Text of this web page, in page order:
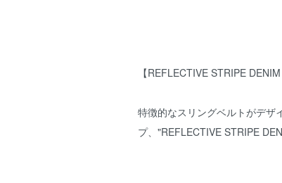
【REFLECTIVE STRIPE DENIM
特徴的なスリングベルトがデザ
プ、"REFLECTIVE STRIPE